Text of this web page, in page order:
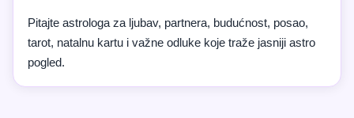
Pitajte astrologa za ljubav, partnera, budućnost, posao,
tarot, natalnu kartu i važne odluke koje traže jasniji astro
pogled.